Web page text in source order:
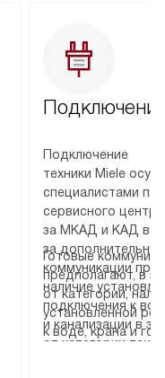
Подключение
техники Miele
специалистами
сервисного
за МКАД и КАД
за
коммуникации
наличие
подключения к
и канализации в
от категории
Готовые
предполагают, в
от категории,
установленной
к воде, крана и